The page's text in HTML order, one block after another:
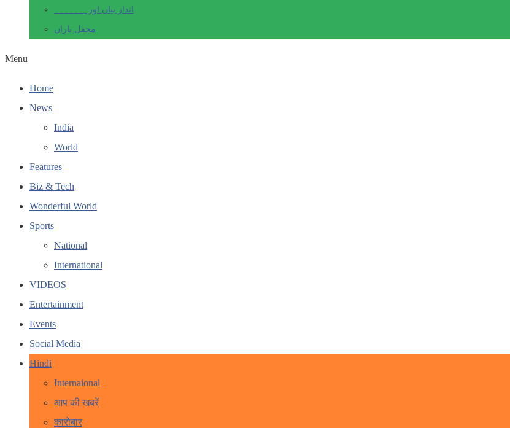
انداز بیاں اور۔۔۔۔۔۔۔
محفل یاراں
Menu
Home
News
India
World
Features
Biz & Tech
Wonderful World
Sports
National
International
VIDEOS
Entertainment
Events
Social Media
Hindi
Internaional
आप की खबरें
कारोबार